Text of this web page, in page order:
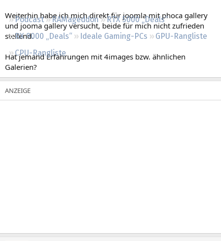
Podcast RAMageddon
RTX 5000 „Deals“
RX 9000 „Deals“
Ideale Gaming-PCs
GPU-Rangliste
CPU-Rangliste
Weiterhin habe ich mich direkt für joomla mit phoca gallery
und jooma gallery versucht, beide für mich nicht zufrieden
stellend.
Hat jemand Erfahrungen mit 4images bzw. ähnlichen
Galerien?